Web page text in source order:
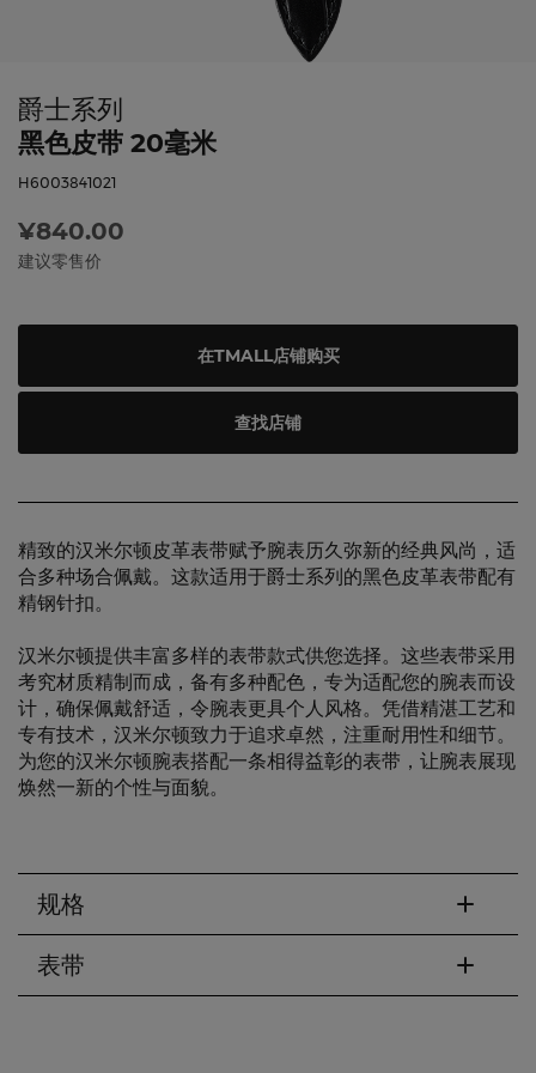
爵士系列
黑色皮带 20毫米
H6003841021
¥840.00
建议零售价
在TMALL店铺购买
查找店铺
精致的汉米尔顿皮革表带赋予腕表历久弥新的经典风尚，适
合多种场合佩戴。这款适用于爵士系列的黑色皮革表带配有
精钢针扣。
汉米尔顿提供丰富多样的表带款式供您选择。这些表带采用
考究材质精制而成，备有多种配色，专为适配您的腕表而设
计，确保佩戴舒适，令腕表更具个人风格。凭借精湛工艺和
专有技术，汉米尔顿致力于追求卓然，注重耐用性和细节。
为您的汉米尔顿腕表搭配一条相得益彰的表带，让腕表展现
焕然一新的个性与面貌。
规格
表带